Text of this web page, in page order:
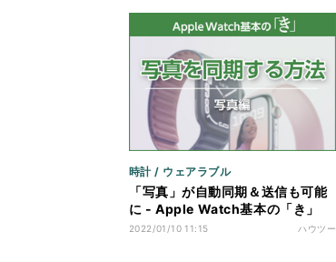
時計 / ウェアラブル
「写真」が自動同期＆送信も可能
に - Apple Watch基本の「き」
Season 7
2022/01/10 11:15 ハウツー